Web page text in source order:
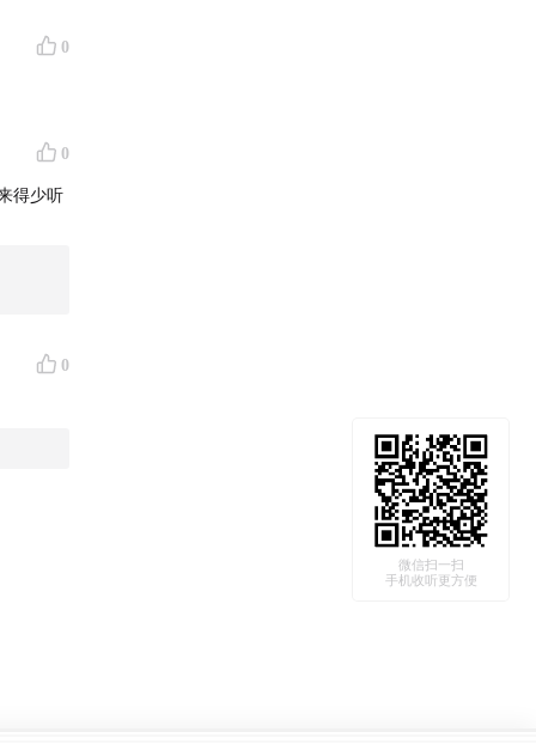
0
0
得少听
0
微信扫一扫
手机收听更方便